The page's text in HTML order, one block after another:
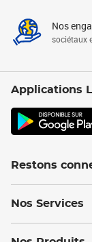
Nos
sociétaux
Applications
Restons
Nos Services